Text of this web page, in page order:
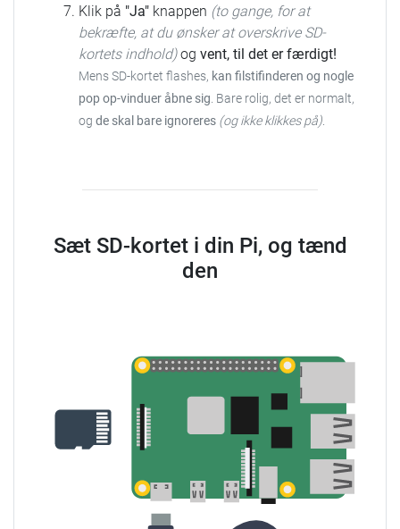
Klik på "Ja" knappen (to gange, for at
bekræfte, at du ønsker at overskrive SD-
kortets indhold)og vent, til det er færdigt!
Mens SD-kortet flashes, kan filstifinderen og nogle
pop op-vinduer åbne sig. Bare rolig, det er normalt,
og de skal bare ignoreres (og ikke klikkes på).
Sæt SD-kortet i din Pi, og tænd
den